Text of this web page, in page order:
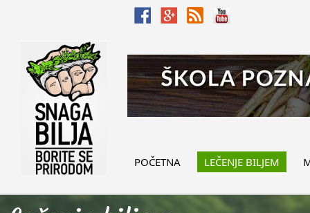
POČETNA LEČENJE BILJEM